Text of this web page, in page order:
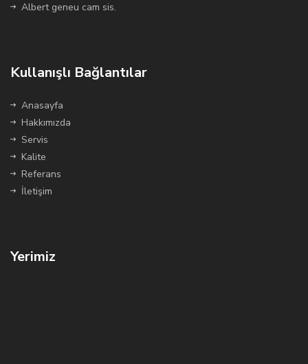
Albert geneu cam sis.
Kullanışlı Bağlantılar
Anasayfa
Hakkımızda
Servis
Kalite
Referans
İletişim
Yerimiz